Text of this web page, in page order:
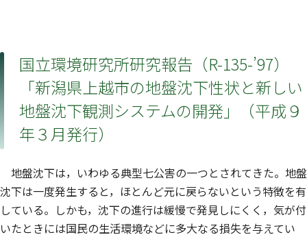
国立環境研究所研究報告（R-135-’97）
「新潟県上越市の地盤沈下性状と新しい
地盤沈下観測システムの開発」（平成９
年３月発行）
地盤沈下は，いわゆる典型七公害の一つとされてきた。地盤
沈下は一度発生すると，ほとんど元に戻らないという特徴を有
している。しかも，沈下の進行は緩慢で発見しにくく，気が付
いたときには国民の生活環境などに多大なる損失を与えてい